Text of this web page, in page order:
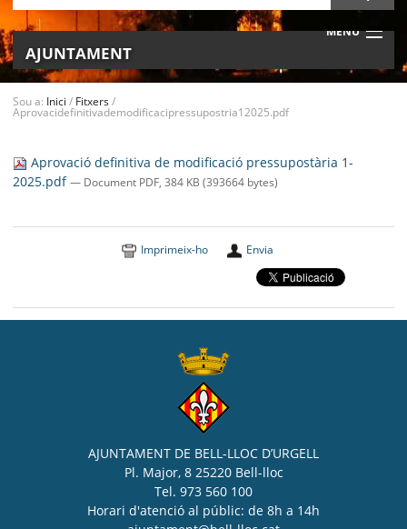
MENU
AJUNTAMENT
BELL-LLOC SOLUCIONA
Sou a: Inici / Fitxers/
Aprovacidefinitivademodificacipressupostria12025.pdf
Aprovació definitiva de modificació pressupostària 1-
2025.pdf— Document PDF, 384 KB (393664 bytes)
Imprimeix-ho Envia
AJUNTAMENT DE BELL-LLOC D’URGELL
Pl. Major, 8 25220 Bell-lloc
Tel. 973 560 100
Horari d'atenció al públic: de 8h a 14h